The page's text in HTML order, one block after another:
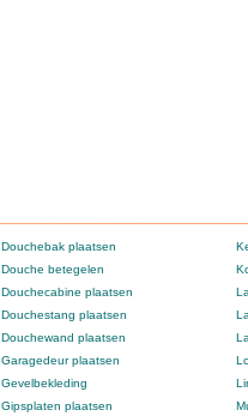
Douchebak plaatsen
Douche betegelen
Douchecabine plaatsen
Douchestang plaatsen
Douchewand plaatsen
Garagedeur plaatsen
Gevelbekleding
Gipsplaten plaatsen